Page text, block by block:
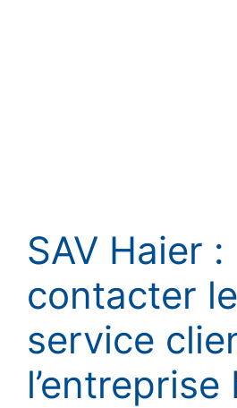
SAV Haier :
contacter le
service
l’entreprise